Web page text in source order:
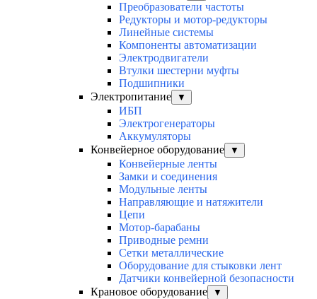
Преобразователи частоты
Редукторы и мотор-редукторы
Линейные системы
Компоненты автоматизации
Электродвигатели
Втулки шестерни муфты
Подшипники
Электропитание
▼
ИБП
Электрогенераторы
Аккумуляторы
Конвейерное оборудование
▼
Конвейерные ленты
Замки и соединения
Модульные ленты
Направляющие и натяжители
Цепи
Мотор-барабаны
Приводные ремни
Сетки металлические
Оборудование для стыковки лент
Датчики конвейерной безопасности
Крановое оборудование
▼